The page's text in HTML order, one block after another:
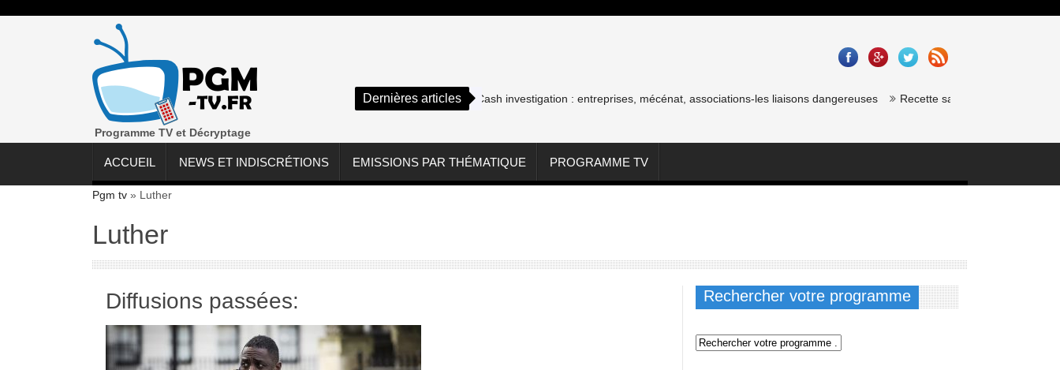
Programme TV et Décryptage
Dernières articlesCash investigation : entreprises, mécénat, associations-les liaisons dangereuses Recette saumon gravlax de chef étoilé :
ACCUEIL NEWS ET INDISCRÉTIONS EMISSIONS PAR THÉMATIQUE PROGRAMME TV
Pgm tv » Luther
Luther
Diffusions passées: Rechercher votre programme